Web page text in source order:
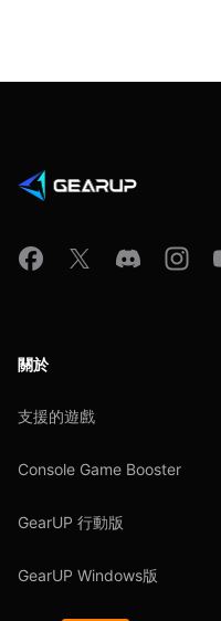
關於
支援的遊戲
Console Game Booster
GearUP 行動版
GearUP Windows版